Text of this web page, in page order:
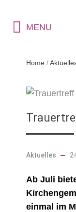
MENU
Home /
Aktuelles
Ab Juli
einmal im